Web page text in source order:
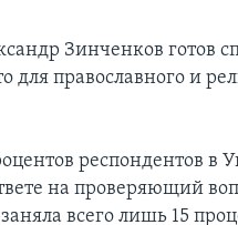
Зинченков готов
православного и
респондентов в
на проверяющий
всего лишь 15